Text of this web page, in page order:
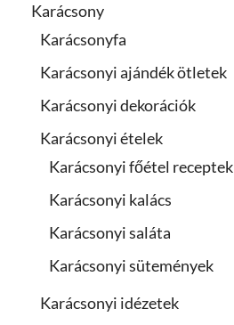
Karácsony
Karácsonyfa
Karácsonyi ajándék ötletek
Karácsonyi dekorációk
Karácsonyi ételek
Karácsonyi főétel receptek
Karácsonyi kalács
Karácsonyi saláta
Karácsonyi sütemények
Karácsonyi idézetek